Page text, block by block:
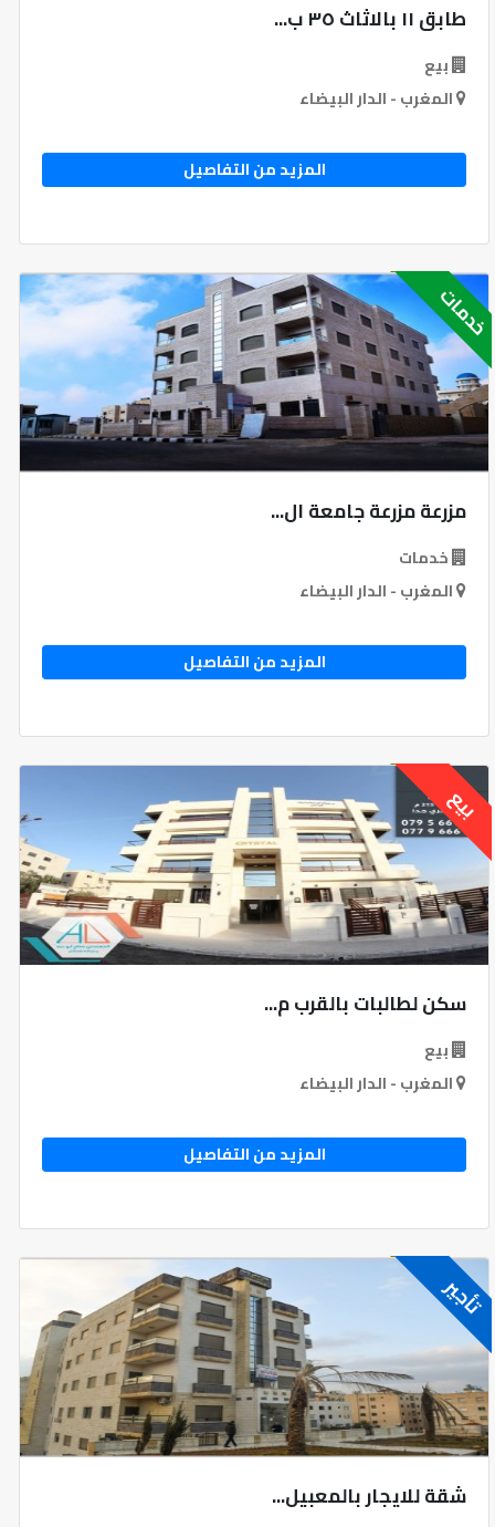
طابق ١١ بالاثاث ٣٥ ب...
بيع
المغرب - الدار البيضاء
المزيد من التفاصيل
خدمات
مزرعة مزرعة جامعة ال...
خدمات
المغرب - الدار البيضاء
المزيد من التفاصيل
بيع
سكن لطالبات بالقرب م...
بيع
المغرب - الدار البيضاء
المزيد من التفاصيل
تأجير
شقة للايجار بالمعبيل...